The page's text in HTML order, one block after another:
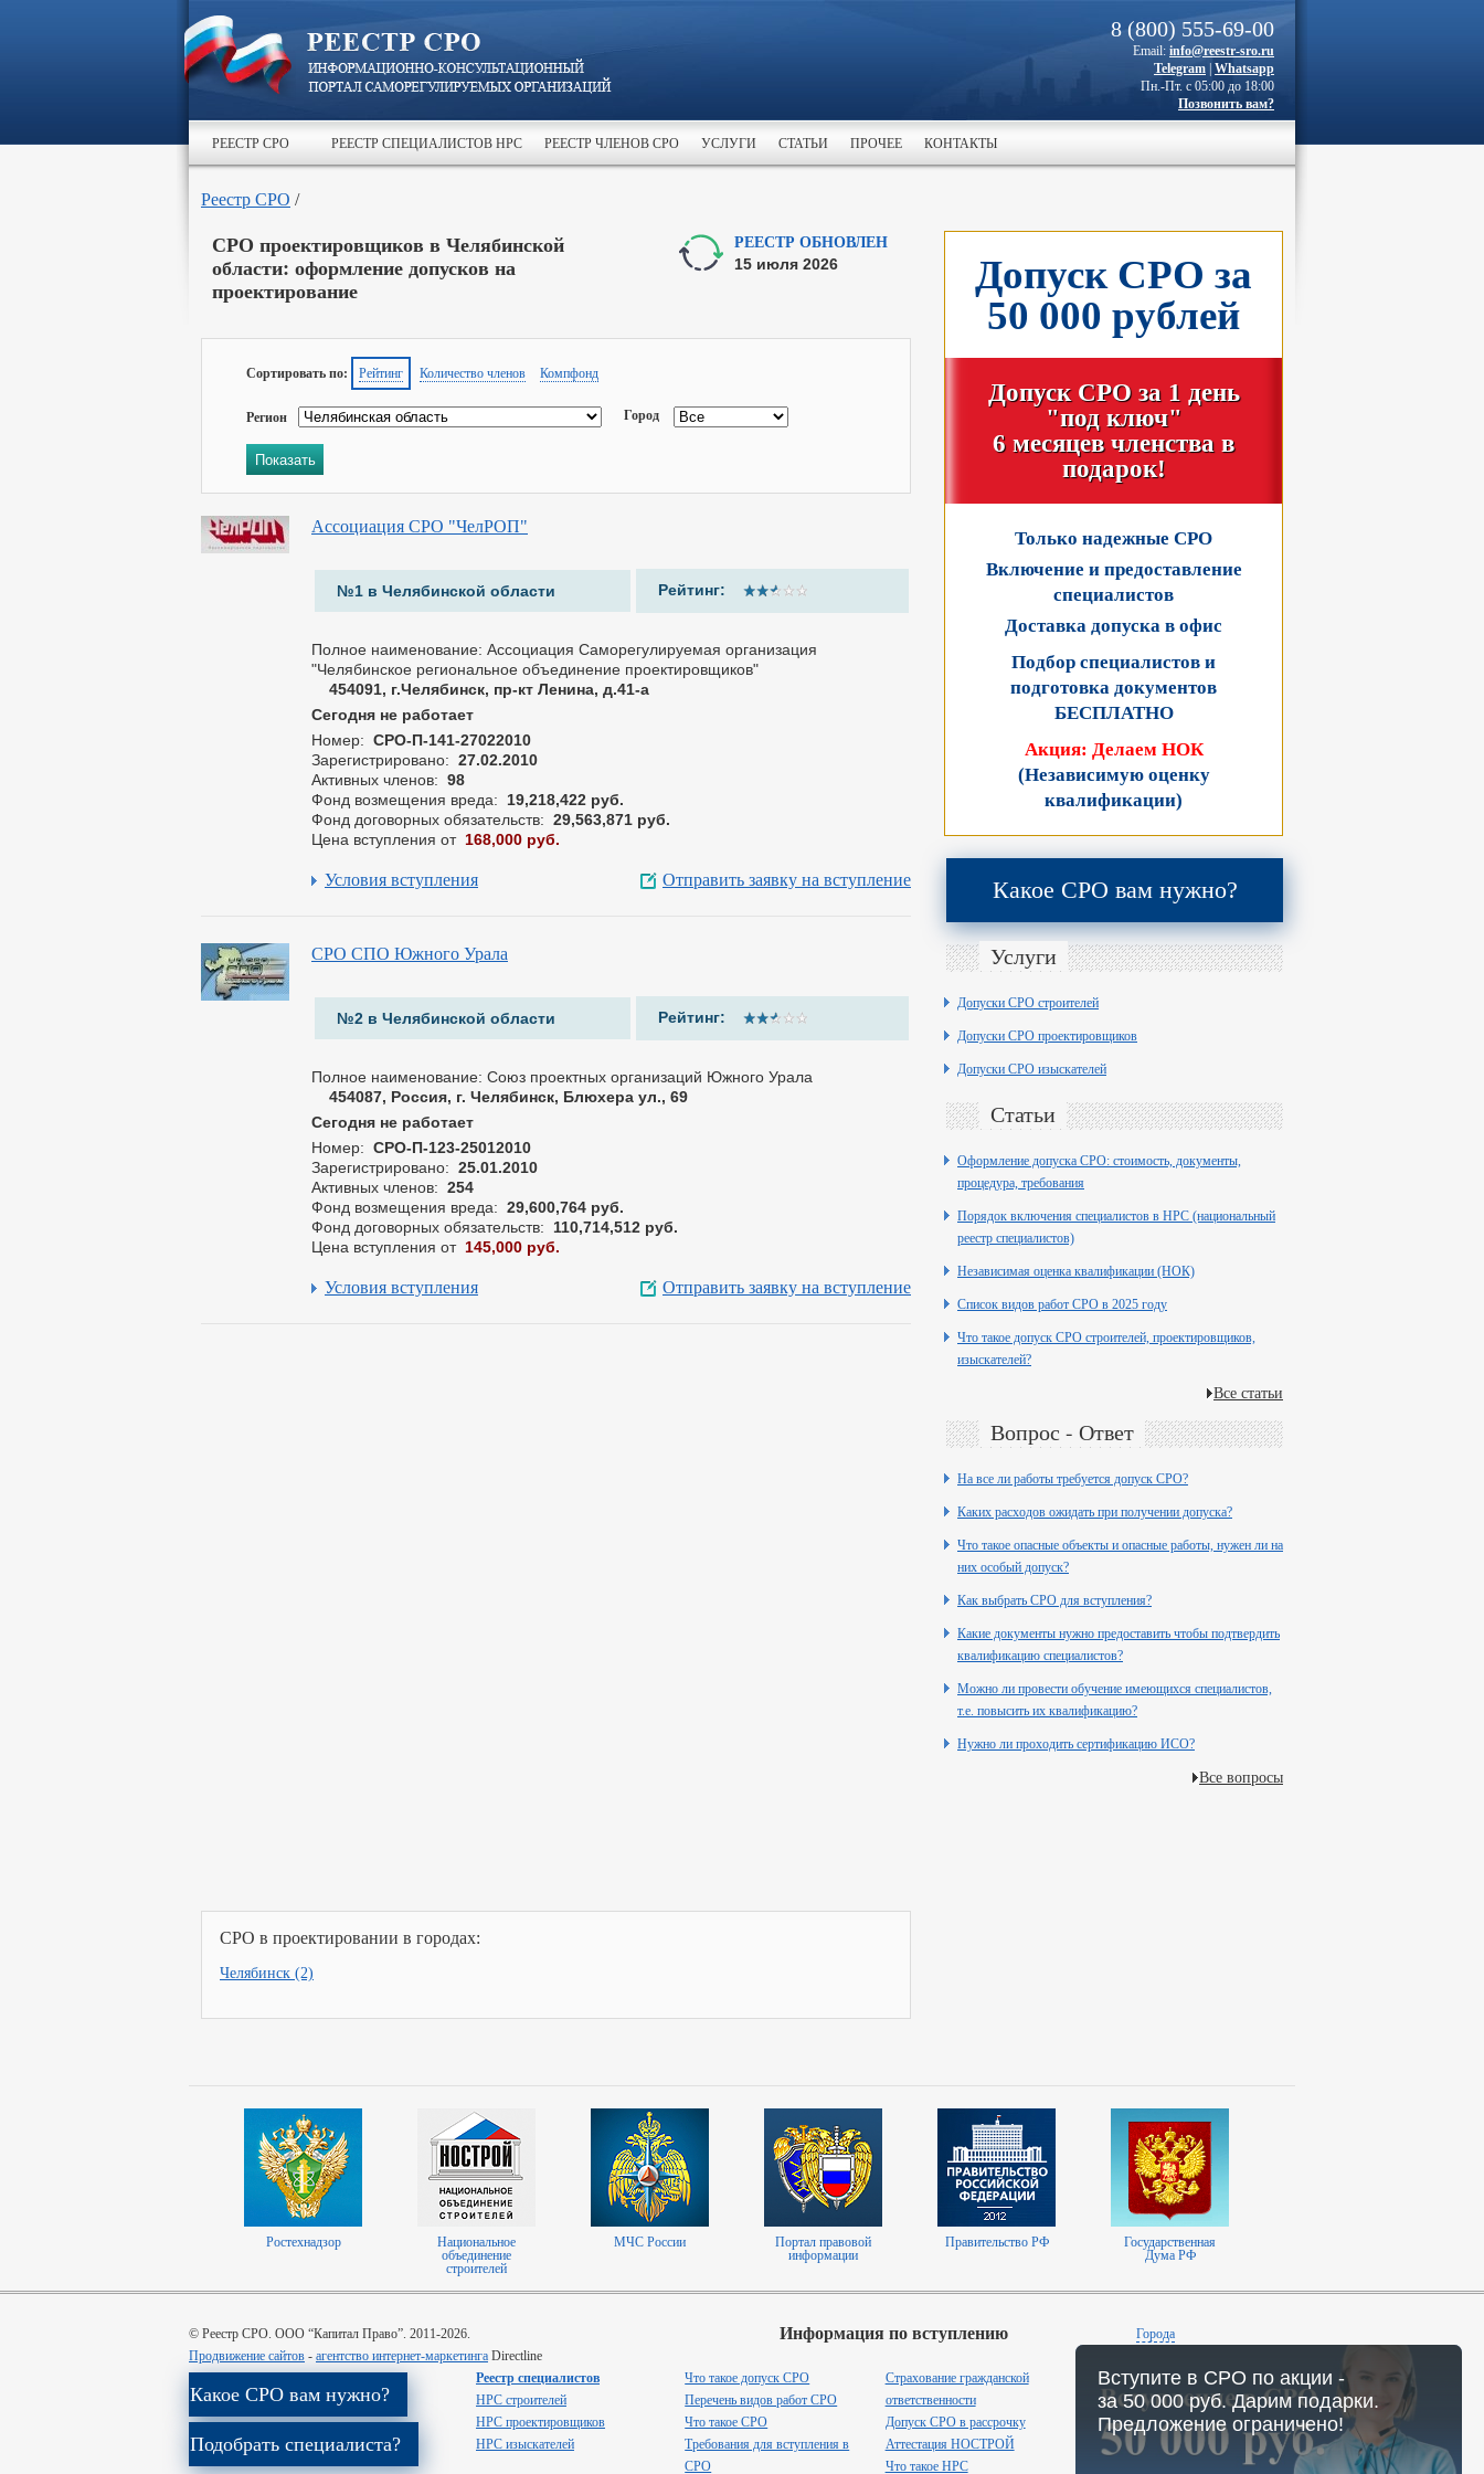
Вступите в СРО по акции -
за 50 000 руб. Дарим подарки.
Предложение ограничено!
8 (800) 555-69-00
Email: info@reestr-sro.ru
Telegram Whatsapp
Пн.-Пт. с 05:00 до 18:00
Позвонить вам?
РЕЕСТР СРО РЕЕСТР СПЕЦИАЛИСТОВ НРС РЕЕСТР ЧЛЕНОВ СРО УСЛУГИ СТАТЬИ ПРОЧЕЕ КОНТАКТЫ
Реестр СРО /
СРО проектировщиков в Челябинской
области: оформление допусков на
проектирование
РЕЕСТР ОБНОВЛЕН
15 июля 2026
Сортировать по: Рейтинг Количество членов Компфонд
Регион Город
Ассоциация СРО "ЧелРОП"
№1 в Челябинской области Рейтинг:
Полное наименование: Ассоциация Саморегулируемая организация
"Челябинское региональное объединение проектировщиков"
454091, г.Челябинск, пр-кт Ленина, д.41-а
Сегодня не работает
Номер: СРО-П-141-27022010
Зарегистрировано: 27.02.2010
Активных членов: 98
Фонд возмещения вреда:
19,218,422 руб.
Фонд договорных обязательств: 29,563,871 руб.
Цена вступления от 168,000 руб.
Условия вступления Отправить заявку на вступление
СРО СПО Южного Урала
№2 в Челябинской области Рейтинг:
Полное наименование: Союз проектных организаций Южного Урала
454087, Россия, г. Челябинск, Блюхера ул., 69
Сегодня не работает
Номер: СРО-П-123-25012010
Зарегистрировано: 25.01.2010
Активных членов: 254
Фонд возмещения вреда: 29,600,764 руб.
Фонд договорных обязательств:
110,714,512 руб.
Цена вступления от 145,000 руб.
Условия вступления Отправить заявку на вступление
СРО в проектировании в городах:
Челябинск (2)
Допуск СРО за
50 000 рублей
Допуск СРО за 1 день
"под ключ"
6 месяцев членства в
подарок!
Только надежные СРО
Включение и предоставление
специалистов
Доставка допуска в офис
Подбор специалистов и
подготовка документов
БЕСПЛАТНО
Акция: Делаем НОК
(Независимую оценку
квалификации)
Какое СРО вам нужно?
Услуги
Допуски СРО строителей
Допуски СРО проектировщиков
Допуски СРО изыскателей
Статьи
Оформление допуска СРО: стоимость, документы,
процедура, требования
Порядок включения специалистов в НРС (национальный
реестр специалистов)
Независимая оценка квалификации (НОК)
Список видов работ СРО в 2025 году
Что такое допуск СРО строителей, проектировщиков,
изыскателей?
Все статьи
Вопрос - Ответ
На все ли работы требуется допуск СРО?
Каких расходов ожидать при получении допуска?
Что такое опасные объекты и опасные работы, нужен ли на
них особый допуск?
Как выбрать СРО для вступления?
Какие документы нужно предоставить чтобы подтвердить
квалификацию специалистов?
Можно ли провести обучение имеющихся специалистов,
т.е. повысить их квалификацию?
Нужно ли проходить сертификацию ИСО?
Все вопросы
Ростехнадзор
Национальное
объединение
строителей
МЧС России
Портал правовой
информации
Правительство РФ
Государственная
Дума РФ
© Реестр СРО. ООО “Капитал Право”. 2011-2026.
Продвижение сайтов - агентство интернет-маркетинга Directline
Какое СРО вам нужно?
Подобрать специалиста?
Реестр специалистов
НРС строителей
НРС проектировщиков
НРС изыскателей
Информация по вступлению
Что такое допуск СРО
Перечень видов работ СРО
Что такое СРО
Требования для вступления в
СРО
Страхование гражданской
ответственности
Допуск СРО в рассрочку
Аттестация НОСТРОЙ
Что такое НРС
Города
О компании
Отзывы клиентов
Аккредитации
Политика
конфиденциальности